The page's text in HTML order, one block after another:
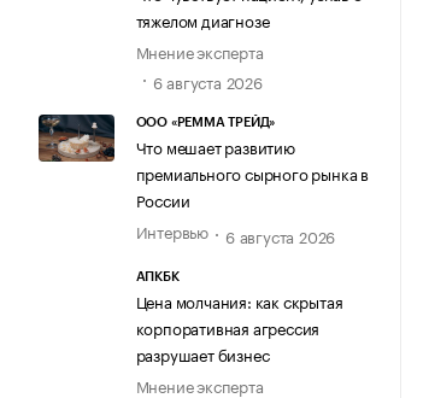
тяжелом диагнозе
Мнение эксперта
6 августа 2026
ООО «РЕММА ТРЕЙД»
Что мешает развитию
премиального сырного рынка в
России
Интервью
6 августа 2026
АПКБК
Цена молчания: как скрытая
корпоративная агрессия
разрушает бизнес
Мнение эксперта